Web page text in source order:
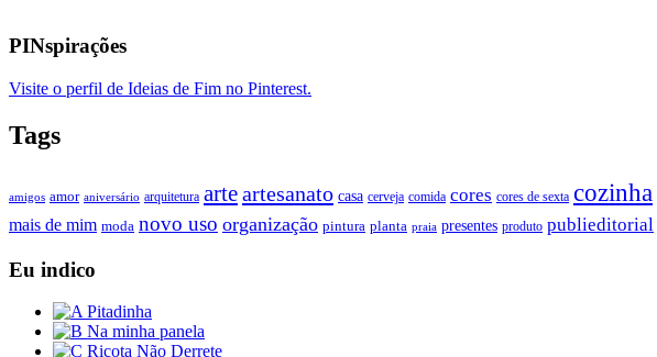
PINspirações
Visite o perfil de Ideias de Fim no Pinterest.
Tags
amigos amor aniversário arquitetura arteartesanato casa cerveja comida cores cores de sexta cozinha
mais de mim moda novo uso organização pintura planta praia presentes produto publieditorial
Eu indico